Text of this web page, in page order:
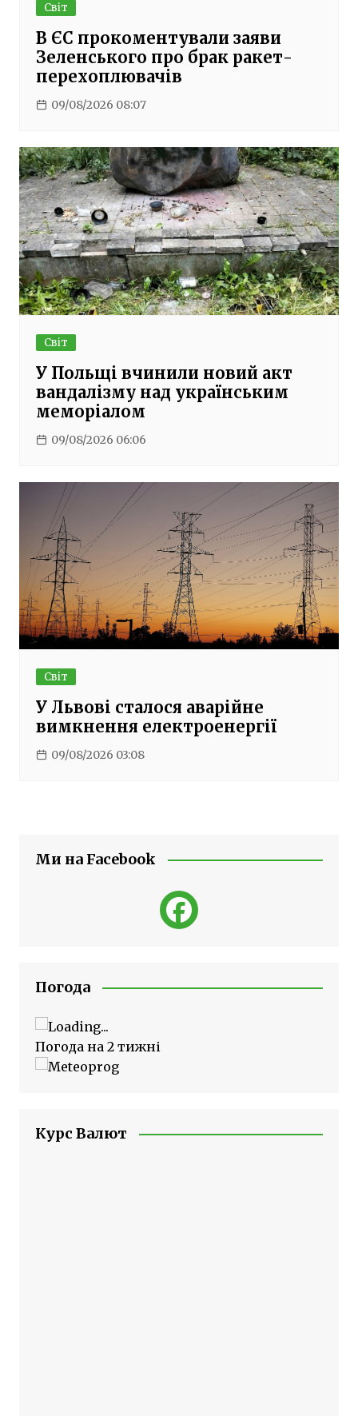
Світ
В ЄС прокоментували заяви
Зеленського про брак ракет-
перехоплювачів
09/08/2026 08:07
Світ
У Польщі вчинили новий акт
вандалізму над українським
меморіалом
09/08/2026 06:06
Світ
У Львові сталося аварійне
вимкнення електроенергії
09/08/2026 03:08
Ми на Facebook
Погода
Погода на 2 тижні
Курс Валют